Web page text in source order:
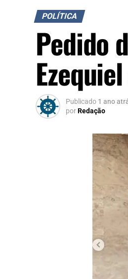
POLÍTICA
Pedido
Publicado 1 ano
porRedação